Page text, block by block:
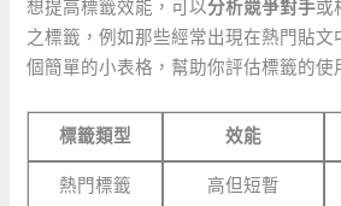
想提高標籤效能，可以分析競爭對手或
之標籤，例如那些經常出現在熱門貼文
個簡單的小表格，幫助你評估標籤的使
標籤類型 效能
熱門標籤 高但短暫